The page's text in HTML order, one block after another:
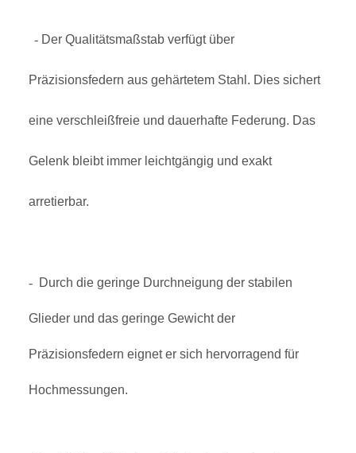
- Der Qualitätsmaßstab verfügt über
Präzisionsfedern aus gehärtetem Stahl. Dies sichert
eine verschleißfreie und dauerhafte Federung. Das
Gelenk bleibt immer leichtgängig und exakt
arretierbar.
- Durch die geringe Durchneigung der stabilen
Glieder und das geringe Gewicht der
Präzisionsfedern eignet er sich hervorragend für
Hochmessungen.